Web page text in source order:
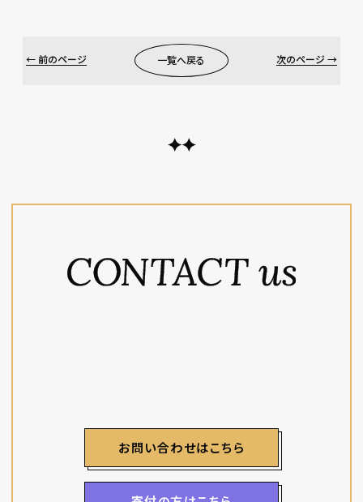
← 前のページ 一覧へ戻る 次のページ →
お問い合わせはこちら